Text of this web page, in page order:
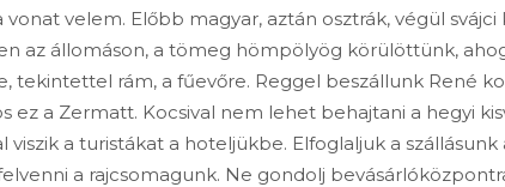
vonat velem. Előbb magyar, aztán osztrák, végül
az állomáson, a tömeg hömpölyög körülöttünk,
tekintettel rám, a fűevőre. Reggel beszállunk René
ez a Zermatt. Kocsival nem lehet behajtani a hegyi
viszik a turistákat a hoteljükbe. Elfoglaljuk a
a rajcsomagunk. Ne gondolj